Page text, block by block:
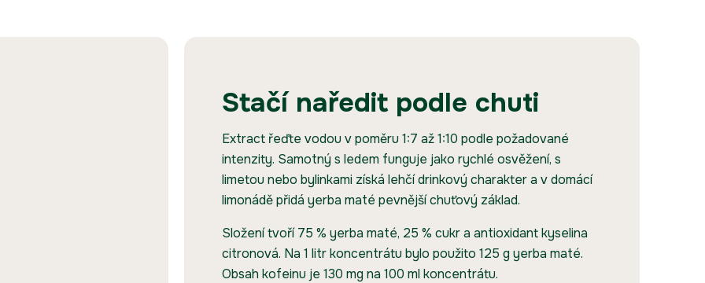
Stačí naředit podle chuti
Extract řeďte vodou v poměru 1:7 až 1:10 podle požadované
intenzity. Samotný s ledem funguje jako rychlé osvěžení, s
limetou nebo bylinkami získá lehčí drinkový charakter a v domácí
limonádě přidá yerba maté pevnější chuťový základ.
Složení tvoří 75 % yerba maté, 25 % cukr a antioxidant kyselina
citronová. Na 1 litr koncentrátu bylo použito 125 g yerba maté.
Obsah kofeinu je 130 mg na 100 ml koncentrátu.